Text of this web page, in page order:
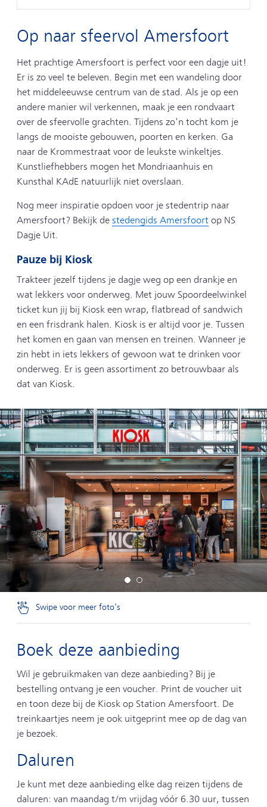
Op naar sfeervol Amersfoort
Het prachtige Amersfoort is perfect voor een dagje uit!
Er is zo veel te beleven. Begin met een wandeling door
het middeleeuwse centrum van de stad. Als je op een
andere manier wil verkennen, maak je een rondvaart
over de sfeervolle grachten. Tijdens zo'n tocht kom je
langs de mooiste gebouwen, poorten en kerken. Ga
naar de Krommestraat voor de leukste winkeltjes.
Kunstliefhebbers mogen het Mondriaanhuis en
Kunsthal KAdE natuurlijk niet overslaan.
Nog meer inspiratie opdoen voor je stedentrip naar
Amersfoort? Bekijk de stedengids Amersfoort op NS
Dagje Uit.
Pauze bij Kiosk
Trakteer jezelf tijdens je dagje weg op een drankje en
wat lekkers voor onderweg. Met jouw Spoordeelwinkel
ticket kun jij bij Kiosk een wrap, flatbread of sandwich
en een frisdrank halen. Kiosk is er altijd voor je. Tussen
het komen en gaan van mensen en treinen. Wanneer je
zin hebt in iets lekkers of gewoon wat te drinken voor
onderweg. Er is geen assortiment zo betrouwbaar als
dat van Kiosk.
Swipe voor meer foto's
Boek deze aanbieding
Wil je gebruikmaken van deze aanbieding? Bij je
bestelling ontvang je een voucher. Print de voucher uit
en toon deze bij de Kiosk op Station Amersfoort. De
treinkaartjes neem je ook uitgeprint mee op de dag van
je bezoek.
Daluren
Je kunt met deze aanbieding elke dag reizen tijdens de
daluren: van maandag t/m vrijdag vóór 6.30 uur, tussen